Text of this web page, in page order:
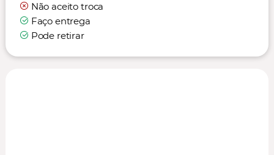
Não aceito troca
Faço entrega
Pode retirar